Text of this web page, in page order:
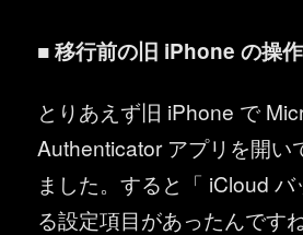
■ 移行前の旧 iPhone の操作
とりあえず旧 iPhone で
Authenticator アプリを開い
ました。すると「 iCloud
る設定項目があったんです